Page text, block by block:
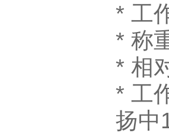
* 工
* 称
*
* 工
扬中